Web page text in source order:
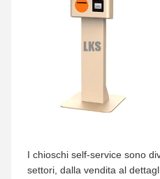
I chioschi self-service sono
settori, dalla vendita al